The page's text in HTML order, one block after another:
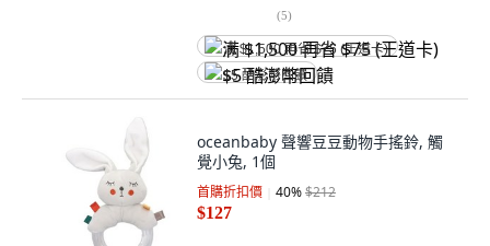
(5)
满 $1,500 再省 $75 (王道卡)
$5 酷澎幣回饋
oceanbaby 聲響豆豆動物手搖鈴, 觸
覺小兔, 1個
首購折扣價 40%$212
$127